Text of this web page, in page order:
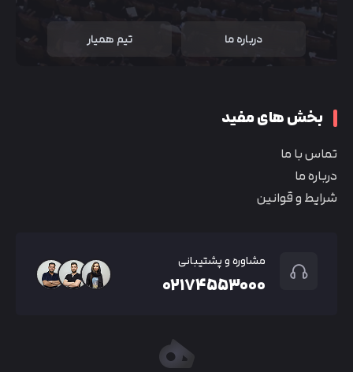
درباره ما تیم همیار
بخش های مفید
تماس با ما
درباره ما
شرایط و قوانین
مشاوره و پشتیبانی
۰۲۱۷۴۵۵۳۰۰۰